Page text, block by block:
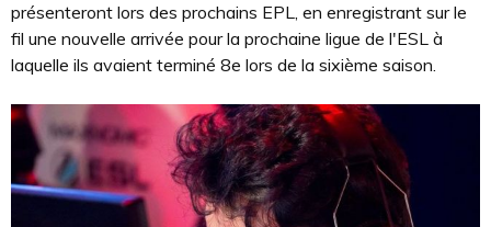
présenteront lors des prochains EPL, en enregistrant sur le
fil une nouvelle arrivée pour la prochaine ligue de l'ESL à
laquelle ils avaient terminé 8e lors de la sixième saison.